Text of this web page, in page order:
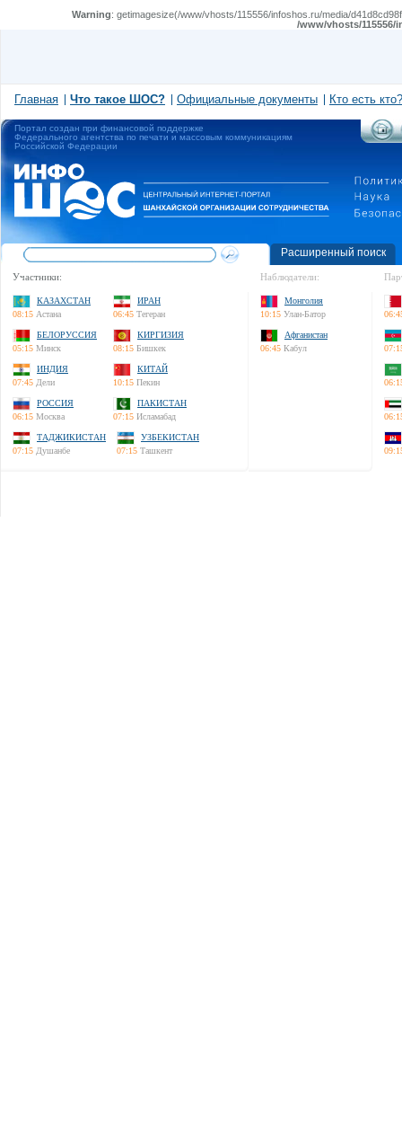
Warning: getimagesize(/www/vhosts/115556/infoshos.ru/media/
/www/vhosts/
Главная Что такое ШОС? Официальные документы Кто есть кто?
Портал создан при финансовой поддержке
Федерального агентства по печати и массовым коммуникациям
Российской Федерации
Расширенный поиск
Участники:
КАЗАХСТАН
08:15 Астана
ИРАН
06:45 Тегеран
БЕЛОРУССИЯ
05:15 Минск
КИРГИЗИЯ
08:15 Бишкек
ИНДИЯ
07:45 Дели
КИТАЙ
10:15 Пекин
РОССИЯ
06:15 Москва
ПАКИСТАН
07:15 Исламабад
ТАДЖИКИСТАН
07:15 Душанбе
УЗБЕКИСТАН
07:15 Ташкент
Наблюдатели:
Монголия
10:15 Улан-Батор
Афганистан
06:45 Кабул